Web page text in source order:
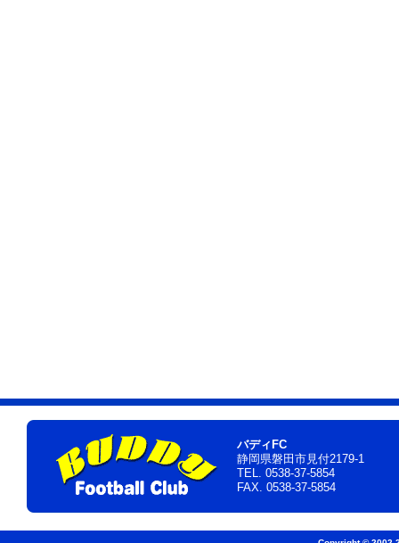
バディFC
静岡県磐田市見付2179-1
TEL. 0538-37-5854
FAX. 0538-37-5854